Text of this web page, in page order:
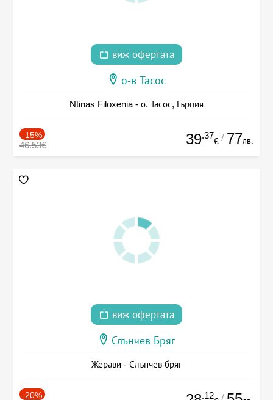
виж офертата
о-в Тасос
Ntinas Filoxenia - о. Тасос, Гърция
-15%
46.53€ 39.37
€ / 77лв.
виж офертата
Слънчев Бряг
Жерави - Слънчев бряг
-20% .12